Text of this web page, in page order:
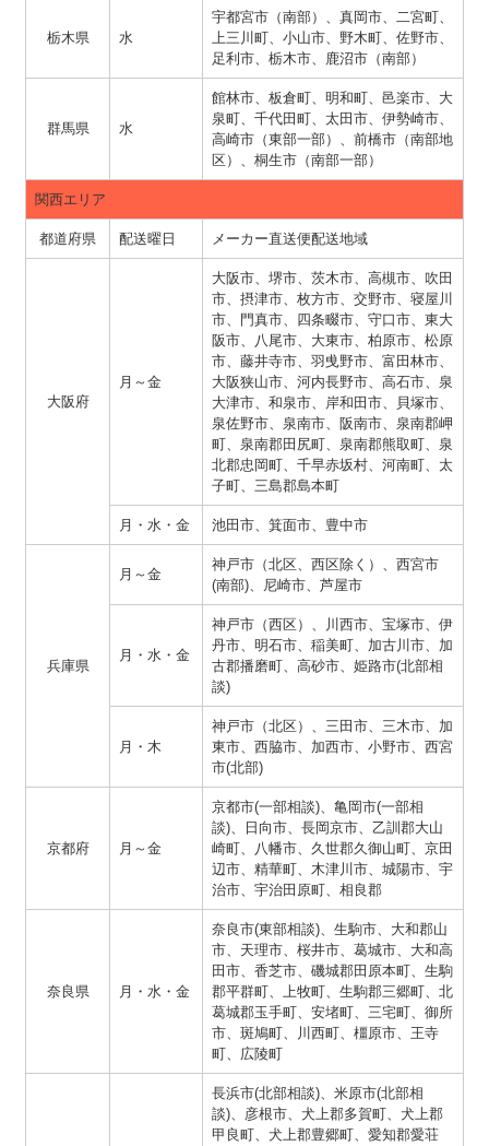
栃木県 水
宇都宮市（南部）、真岡市、二宮町、
上三川町、小山市、野木町、佐野市、
足利市、栃木市、鹿沼市（南部）
群馬県 水
館林市、板倉町、明和町、邑楽市、大
泉町、千代田町、太田市、伊勢崎市、
高崎市（東部一部）、前橋市（南部地
区）、桐生市（南部一部）
関西エリア
都道府県 配送曜日 メーカー直送便配送地域
大阪府
月～金
大阪市、堺市、茨木市、高槻市、吹田
市、摂津市、枚方市、交野市、寝屋川
市、門真市、四条畷市、守口市、東大
阪市、八尾市、大東市、柏原市、松原
市、藤井寺市、羽曵野市、富田林市、
大阪狭山市、河内長野市、高石市、泉
大津市、和泉市、岸和田市、貝塚市、
泉佐野市、泉南市、阪南市、泉南郡岬
町、泉南郡田尻町、泉南郡熊取町、泉
北郡忠岡町、千早赤坂村、河南町、太
子町、三島郡島本町
月・水・金 池田市、箕面市、豊中市
兵庫県
月～金
神戸市（北区、西区除く）、西宮市
(南部)、尼崎市、芦屋市
月・水・金
神戸市（西区）、川西市、宝塚市、伊
丹市、明石市、稲美町、加古川市、加
古郡播磨町、高砂市、姫路市(北部相
談)
月・木
神戸市（北区）、三田市、三木市、加
東市、西脇市、加西市、小野市、西宮
市(北部)
京都府 月～金
京都市(一部相談)、亀岡市(一部相
談)、日向市、長岡京市、乙訓郡大山
崎町、八幡市、久世郡久御山町、京田
辺市、精華町、木津川市、城陽市、宇
治市、宇治田原町、相良郡
奈良県 月・水・金
奈良市(東部相談)、生駒市、大和郡山
市、天理市、桜井市、葛城市、大和高
田市、香芝市、磯城郡田原本町、生駒
郡平群町、上牧町、生駒郡三郷町、北
葛城郡玉手町、安堵町、三宅町、御所
市、斑鳩町、川西町、橿原市、王寺
町、広陵町
長浜市(北部相談)、米原市(北部相
談)、彦根市、犬上郡多賀町、犬上郡
甲良町、犬上郡豊郷町、愛知郡愛荘